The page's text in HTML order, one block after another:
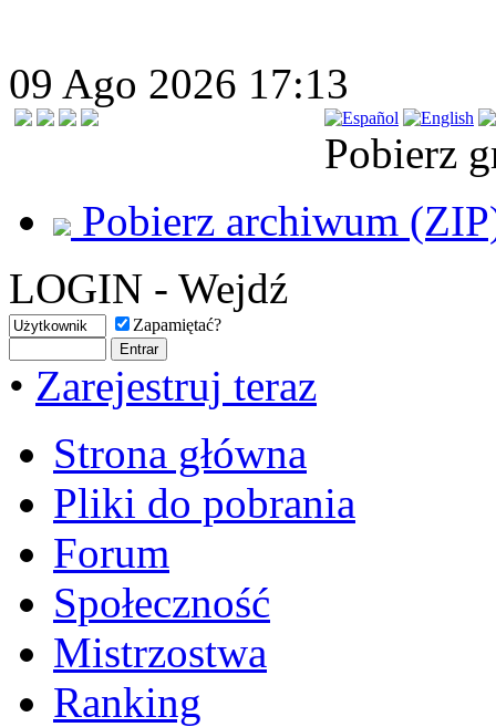
09 Ago 2026 17:13
Pobierz
Pobierz archiwum
LOGIN - Wejdź
Zapamiętać?
• Zarejestruj teraz
Strona główna
Pliki do pobrania
Forum
Społeczność
Mistrzostwa
Ranking